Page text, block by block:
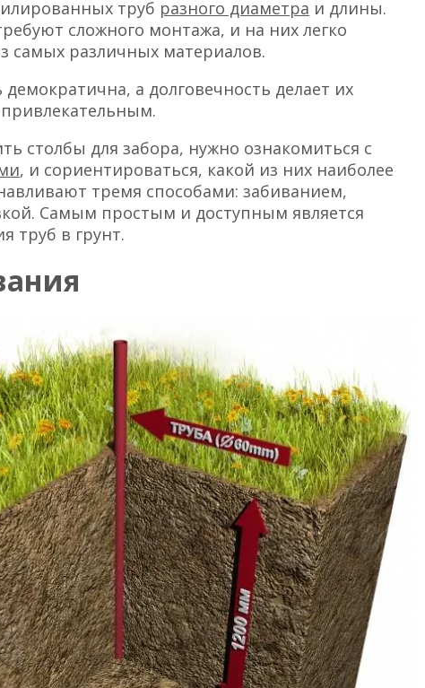
труб разного диаметра и длины.
сложного монтажа, и на них легко
самых различных материалов.
а долговечность делает их
столбы для забора, нужно ознакомиться с
, и сориентироваться, какой из них наиболее
тремя способами: забиванием,
Самым простым и доступным является
труб в грунт.